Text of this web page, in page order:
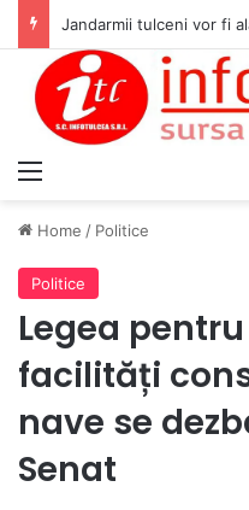
Home / Politice
Politice
Legea
facilități
nave se
Senat